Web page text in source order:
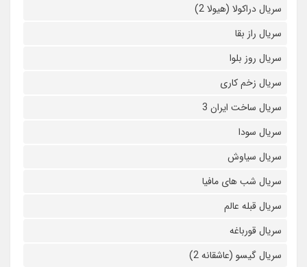
سریال دراکولا (هیولا 2)
سریال راز بقا
سریال روز بلوا
سریال زخم کاری
سریال ساخت ایران 3
سریال سودا
سریال سیاوش
سریال شب های مافیا
سریال قبله عالم
سریال قورباغه
سریال گیسو (عاشقانه 2)